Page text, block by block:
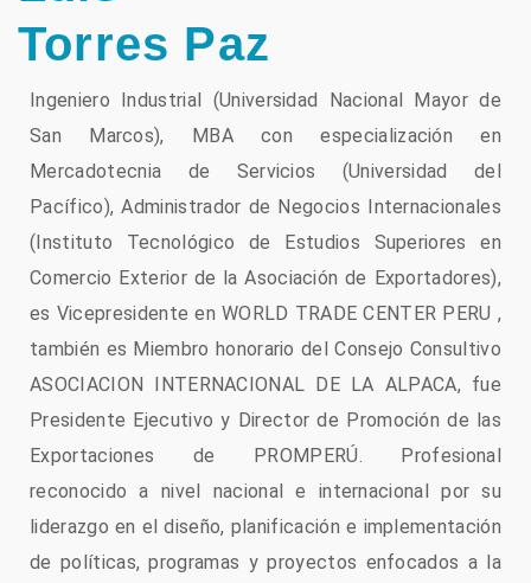
Torres Paz
Ingeniero Industrial (Universidad Nacional Mayor de
San Marcos), MBA con especialización en
Mercadotecnia de Servicios (Universidad del
Pacífico), Administrador de Negocios Internacionales
(Instituto Tecnológico de Estudios Superiores en
Comercio Exterior de la Asociación de Exportadores),
es Vicepresidente en WORLD TRADE CENTER PERU ,
también es Miembro honorario del Consejo Consultivo
ASOCIACION INTERNACIONAL DE LA ALPACA, fue
Presidente Ejecutivo y Director de Promoción de las
Exportaciones de PROMPERÚ. Profesional
reconocido a nivel nacional e internacional por su
liderazgo en el diseño, planificación e implementación
de políticas, programas y proyectos enfocados a la